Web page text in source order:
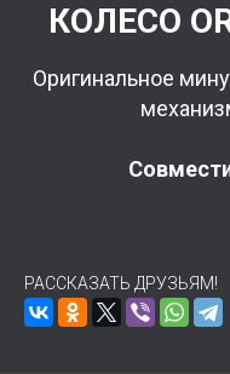
КОЛЕСО
Оригинальное
РАССКАЗАТЬ ДРУЗЬЯМ!